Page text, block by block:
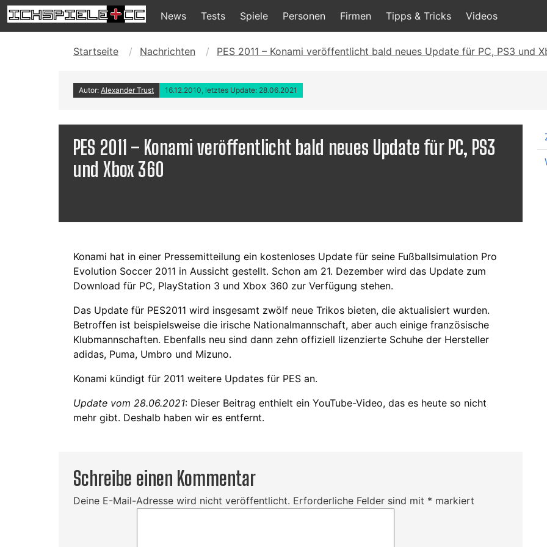
News Tests Spiele Personen Firmen Tipps & Tricks Videos
Startseite Nachrichten PES 2011 – Konami veröffentlicht bald neues Update für PC, PS3 und
Autor: Alexander Trust 16.12.2010, letztes Update: 28.06.2021
PES 2011 – Konami veröffentlicht bald neues Update für PC, PS3
und Xbox 360
Konami hat in einer Pressemitteilung ein kostenloses Update für seine Fußballsimulation Pro
Evolution Soccer 2011 in Aussicht gestellt. Schon am 21. Dezember wird das Update zum
Download für PC, PlayStation 3 und Xbox 360 zur Verfügung stehen.
Das Update für PES2011 wird insgesamt zwölf neue Trikos bieten, die aktualisiert wurden.
Betroffen ist beispielsweise die irische Nationalmannschaft, aber auch einige französische
Klubmannschaften. Ebenfalls neu sind dann zehn offiziell lizenzierte Schuhe der Hersteller
adidas, Puma, Umbro und Mizuno.
Konami kündigt für 2011 weitere Updates für PES an.
Update vom 28.06.2021: Dieser Beitrag enthielt ein YouTube-Video, das es heute so nicht
mehr gibt. Deshalb haben wir es entfernt.
Schreibe einen Kommentar
Deine E-Mail-Adresse wird nicht veröffentlicht. Erforderliche Felder sind mit * markiert